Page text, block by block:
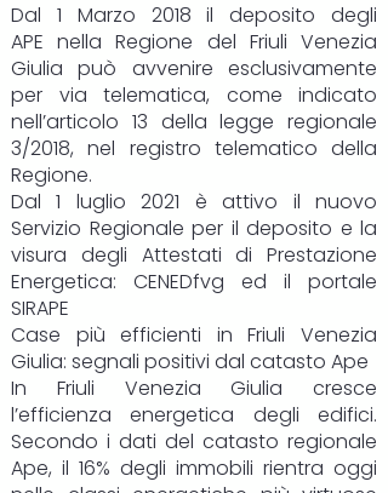
Dal 1 Marzo 2018 il deposito degli
APE nella Regione del Friuli Venezia
Giulia può avvenire esclusivamente
per via telematica, come indicato
nell’articolo 13 della legge regionale
3/2018, nel registro telematico della
Regione.
Dal 1 luglio 2021 è attivo il nuovo
Servizio Regionale per il deposito e la
visura degli Attestati di Prestazione
Energetica: CENEDfvg ed il portale
SIRAPE
Case più efficienti in Friuli Venezia
Giulia: segnali positivi dal catasto Ape
In Friuli Venezia Giulia cresce
l’efficienza energetica degli edifici.
Secondo i dati del catasto regionale
Ape, il 16% degli immobili rientra oggi